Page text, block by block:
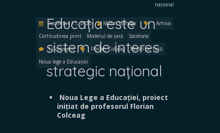
național
Educația este un
sistem de interes
strategic național
December 11, 2020 Miron Manega
Arhiva
Certitudinea print
Modelul de țară
Societate
1 Comment
Florian Colceag
Model de Țară
Noua lege a Educației
Noua Lege a Educației, proiect
inițiat de profesorul Florian
Colceag